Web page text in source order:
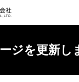
ジを更新し